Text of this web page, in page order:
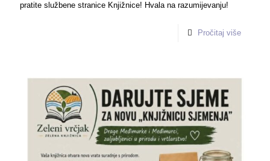
pratite službene stranice Knjižnice! Hvala na razumijevanju!
Pročitaj više